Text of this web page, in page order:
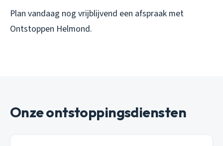
Plan vandaag nog vrijblijvend een afspraak met
Ontstoppen Helmond.
Onze ontstoppingsdiensten